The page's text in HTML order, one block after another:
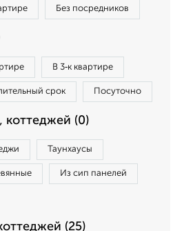
Без посредников
В 3‑к квартире
срок Посуточно
коттеджей (0)
Таунхаусы
Из сип панелей
(25)